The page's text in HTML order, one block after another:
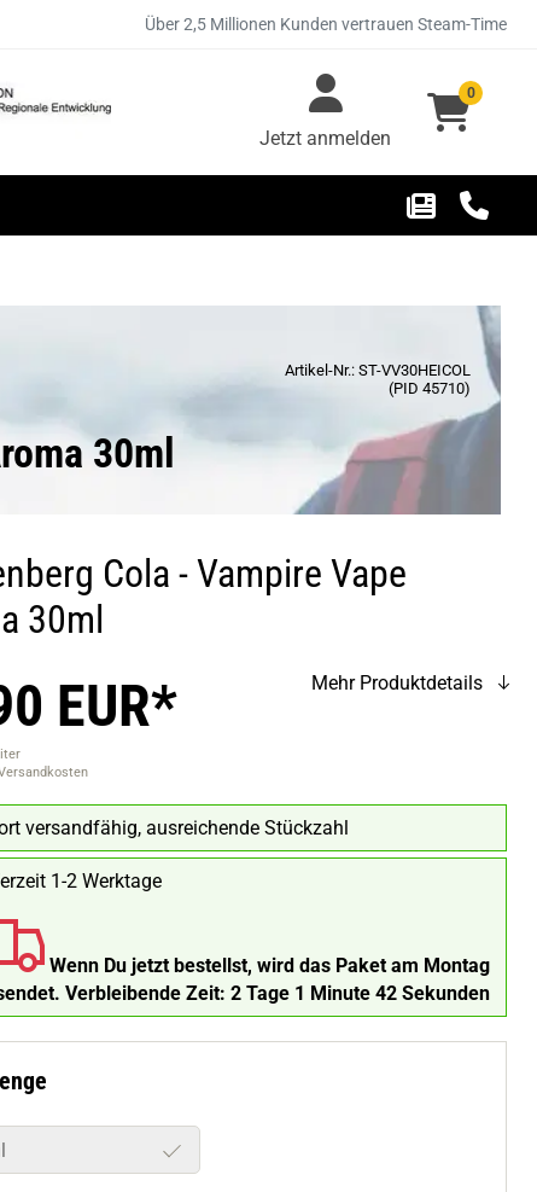
Über 2,5 Millionen Kunden vertrauen Steam-Time
Jetzt anmelden
0
Artikel-Nr.: ST-VV30HEICOL
(PID 45710)
30ml
Cola - Vampire Vape
30ml
EUR* Mehr Produktdetails
versandfähig, ausreichende Stückzahl
1-2 Werktage
Wenn Du jetzt bestellst, wird das Paket am Montag
Verbleibende Zeit: 2 Tage 1 Minute 41 Sekunden